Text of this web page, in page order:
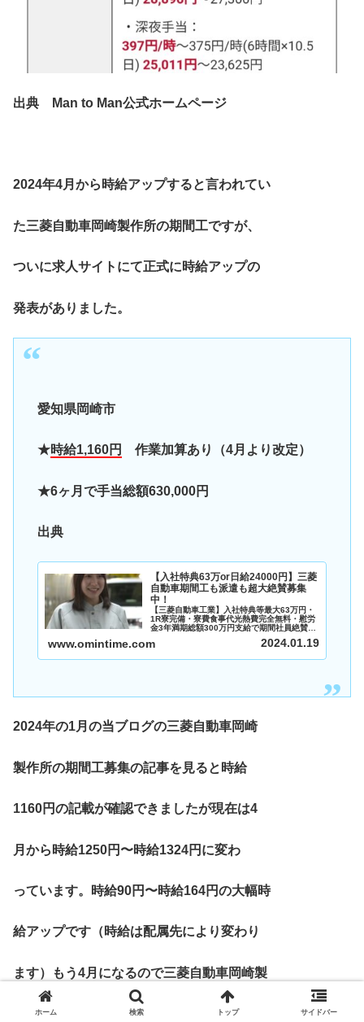
出典 Man to Man公式ホームページ
2024年4月から時給アップすると言われてい
た三菱自動車岡崎製作所の期間工ですが、
ついに求人サイトにて正式に時給アップの
発表がありました。
愛知県岡崎市
★時給1,160円 作業加算あり（4月より改定）
★6ヶ月で手当総額630,000円
出典
【入社特典63万or日給24000円】三菱
自動車期間工も派遣も超大絶賛募集
中！
【三菱自動車工業】入社特典等最大63万円・
1R寮完備・寮費食事代光熱費完全無料・慰労
金3年満期総額300万円支給で期間社員絶賛大
備！寮費・食事代・光熱費＜完全無料＞◆余
www.omintime.com 2024.01.19
2024年の1月の当ブログの三菱自動車岡崎
製作所の期間工募集の記事を見ると時給
1160円の記載が確認できましたが現在は4
月から時給1250円〜時給1324円に変わ
っています。時給90円〜時給164円の大幅時
給アップです（時給は配属先により変わり
ます）もう4月になるので三菱自動車岡崎製
作所の期間工になる予定の方は早めの準備
ホーム 検索 トップ サイドバー